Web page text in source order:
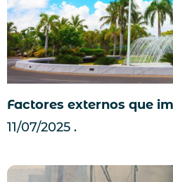
Factores externos que
11/07/2025